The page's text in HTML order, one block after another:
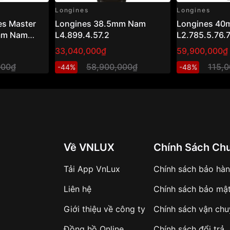
xước tốt, đảm bảo độ
vệ mặt đồng hồ khỏi
cứng cao, giúp duy
ngưỡng bộ máy cơ khí
hồ cao cấp. Qua
mắt, tạo nên sự độc
sự chăm chút của
dễ dàng điều chỉnh
Master
Nam
Longines
Longines 38.5mm Nam
L4.899.4.57.2
33,040,000₫
-44% 58,900,000₫
Longines
Longines
L2.785.5.76.7
59,900,000₫
-48%
Về VNLUX
Tải App VnLux
Liên hệ
Giới thiệu về công ty
Chính Sách
Chính sách bảo
Chính sách bảo mật
Chính sách vận